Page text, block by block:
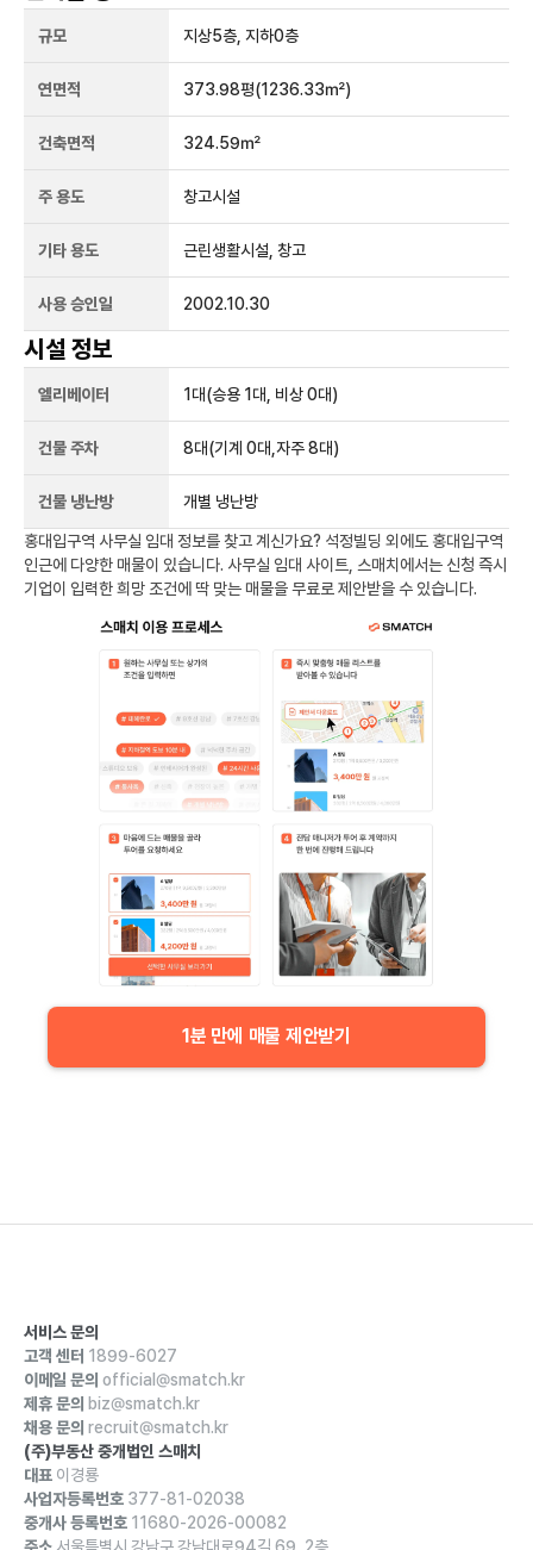
규모 지상5층, 지하0층
연면적 373.98평(1236.33㎡)
건축면적 324.59㎡
주 용도 창고시설
기타 용도 근린생활시설, 창고
사용 승인일 2002.10.30
시설 정보
엘리베이터 1 대(승용 1대, 비상 0대)
건물 주차 8대(기계 0대,자주 8대)
건물 냉난방 개별 냉난방
홍대입구역 사무실 임대 정보를 찾고 계신가요? 석정빌딩 외에도 홍대입구역
인근에 다양한 매물이 있습니다. 사무실 임대 사이트, 스매치에서는 신청 즉시
기업이 입력한 희망 조건에 딱 맞는 매물을 무료로 제안받을 수 있습니다.
1분 만에 매물 제안받기
서비스 문의
고객 센터 1899-6027
이메일 문의 official@smatch.kr
제휴 문의 biz@smatch.kr
채용 문의 recruit@smatch.kr
(주)부동산 중개법인 스매치
대표 이경룡
사업자등록번호 377-81-02038
중개사 등록번호 11680-2026-00082
주소 서울특별시 강남구 강남대로94길 69, 2층